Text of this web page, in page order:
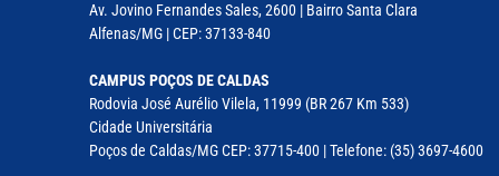
Av. Jovino Fernandes Sales, 2600 | Bairro Santa Clara
Alfenas/MG | CEP: 37133-840
CAMPUS POÇOS DE CALDAS
Rodovia José Aurélio Vilela, 11999 (BR 267 Km 533)
Cidade Universitária
Poços de Caldas/MG CEP: 37715-400 | Telefone: (35) 3697-4600